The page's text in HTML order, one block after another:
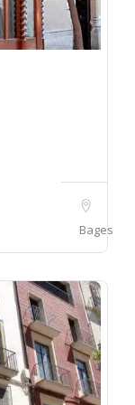
Bages